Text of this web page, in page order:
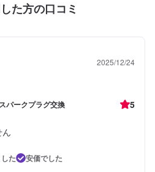
た方の口コミ
2025/12/24
パークプラグ交換 5
た
安価でした